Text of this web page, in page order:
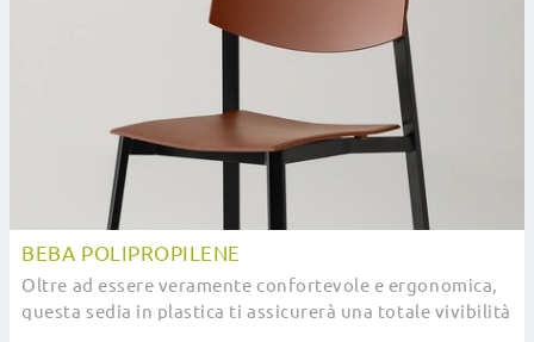
BEBA POLIPROPILENE
Oltre ad essere veramente confortevole e ergonomica,
questa sedia in plastica ti assicurerà una totale vivibilità